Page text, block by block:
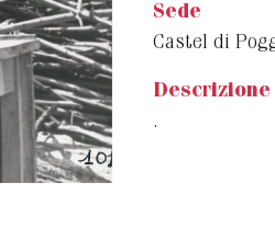
Sede
Castel di
Descrizione
.